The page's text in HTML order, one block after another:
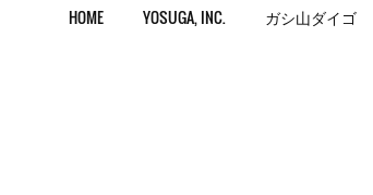
HOME YOSUGA, INC. ガシ山ダイゴ